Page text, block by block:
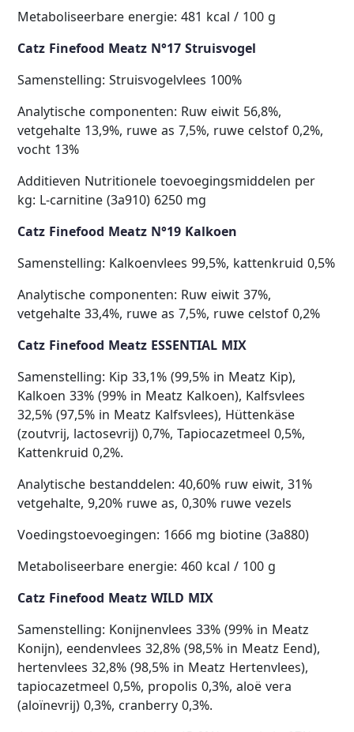
Metaboliseerbare energie: 481 kcal / 100 g
Catz Finefood Meatz N°17 Struisvogel
Samenstelling: Struisvogelvlees 100%
Analytische componenten: Ruw eiwit 56,8%,
vetgehalte 13,9%, ruwe as 7,5%, ruwe celstof 0,2%,
vocht 13%
Additieven Nutritionele toevoegingsmiddelen per
kg: L-carnitine (3a910) 6250 mg
Catz Finefood Meatz N°19 Kalkoen
Samenstelling: Kalkoenvlees 99,5%, kattenkruid 0,5%
Analytische componenten: Ruw eiwit 37%,
vetgehalte 33,4%, ruwe as 7,5%, ruwe celstof 0,2%
Catz Finefood Meatz ESSENTIAL MIX
Samenstelling: Kip 33,1% (99,5% in Meatz Kip),
Kalkoen 33% (99% in Meatz Kalkoen), Kalfsvlees
32,5% (97,5% in Meatz Kalfsvlees), Hüttenkäse
(zoutvrij, lactosevrij) 0,7%, Tapiocazetmeel 0,5%,
Kattenkruid 0,2%.
Analytische bestanddelen: 40,60% ruw eiwit, 31%
vetgehalte, 9,20% ruwe as, 0,30% ruwe vezels
Voedingstoevoegingen: 1666 mg biotine (3a880)
Metaboliseerbare energie: 460 kcal / 100 g
Catz Finefood Meatz WILD MIX
Samenstelling: Konijnenvlees 33% (99% in Meatz
Konijn), eendenvlees 32,8% (98,5% in Meatz Eend),
hertenvlees 32,8% (98,5% in Meatz Hertenvlees),
tapiocazetmeel 0,5%, propolis 0,3%, aloë vera
(aloïnevrij) 0,3%, cranberry 0,3%.